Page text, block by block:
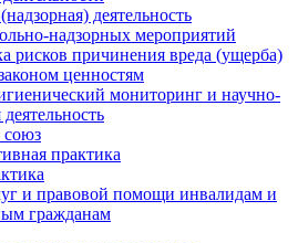
деятельность
надзорных мероприятий
рисков причинения вреда (ущерба)
ценностям
мониторинг и научно-
практика
и правовой помощи инвалидам и
гражданам